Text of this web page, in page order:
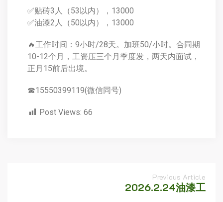
✅贴砖3人（53以内），13000
✅油漆2人（50以内），13000
🔥工作时间：9小时/28天。加班50/小时。合同期
10-12个月，工资压三个月季度发，两天内面试，
正月15前后出境。
☎15550399119(微信同号)
Post Views: 66
Previous Article
2026.2.24油漆工